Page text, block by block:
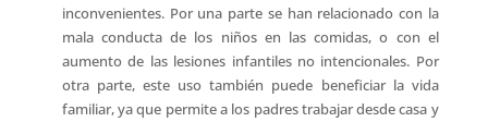
inconvenientes. Por una parte se han relacionado con la
mala conducta de los niños en las comidas, o con el
aumento de las lesiones infantiles no intencionales. Por
otra parte, este uso también puede beneficiar la vida
familiar, ya que permite a los padres trabajar desde casa y